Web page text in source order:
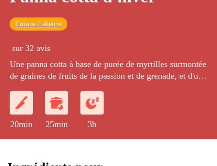
Cuisine Italienne
sur 32 avis
Une panna cotta à base de purée de myrtilles surmontée
de graines de fruits de la passion et de grenade, et d'un
20min 25min 3h